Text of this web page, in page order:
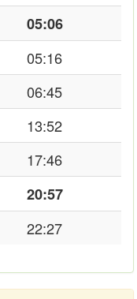
05:06
05:16
06:45
13:52
17:46
20:57
22:27